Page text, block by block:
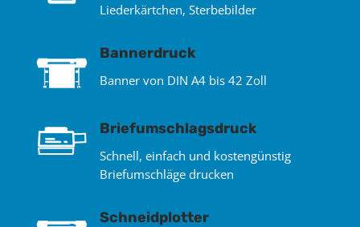
Liederkärtchen, Sterbebilder
Bannerdruck
Banner von DIN A4 bis 42 Zoll
Briefumschlagsdruck
Schnell, einfach und kostengünstig
Briefumschläge drucken
Schneidplotter